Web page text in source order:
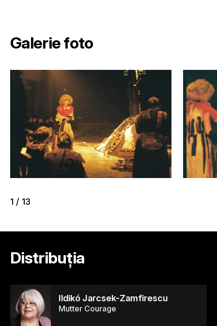
Galerie foto
1 / 13
Distribuția
Ildikó Jarcsek-Zamfirescu
Mutter Courage